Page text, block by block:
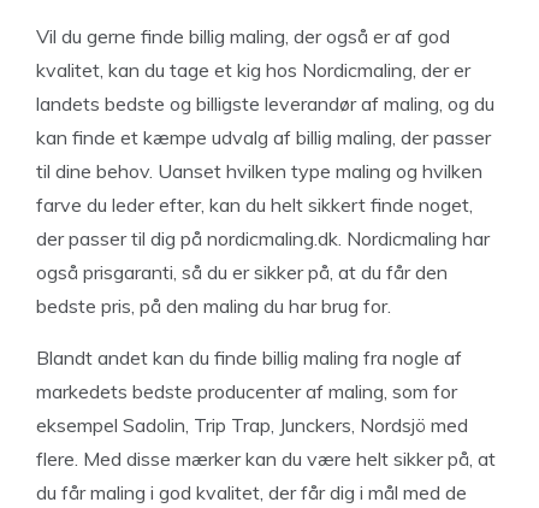
Vil du gerne finde billig maling, der også er af god
kvalitet, kan du tage et kig hos Nordicmaling, der er
landets bedste og billigste leverandør af maling, og du
kan finde et kæmpe udvalg af billig maling, der passer
til dine behov. Uanset hvilken type maling og hvilken
farve du leder efter, kan du helt sikkert finde noget,
der passer til dig på nordicmaling.dk. Nordicmaling har
også prisgaranti, så du er sikker på, at du får den
bedste pris, på den maling du har brug for.
Blandt andet kan du finde billig maling fra nogle af
markedets bedste producenter af maling, som for
eksempel Sadolin, Trip Trap, Junckers, Nordsjö med
flere. Med disse mærker kan du være helt sikker på, at
du får maling i god kvalitet, der får dig i mål med de